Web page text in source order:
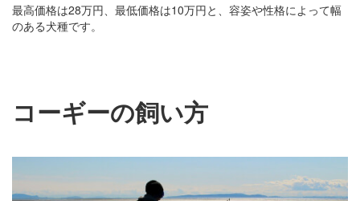
最高価格は28万円、最低価格は10万円と、容姿や性格によって幅
のある犬種です。
コーギーの飼い方